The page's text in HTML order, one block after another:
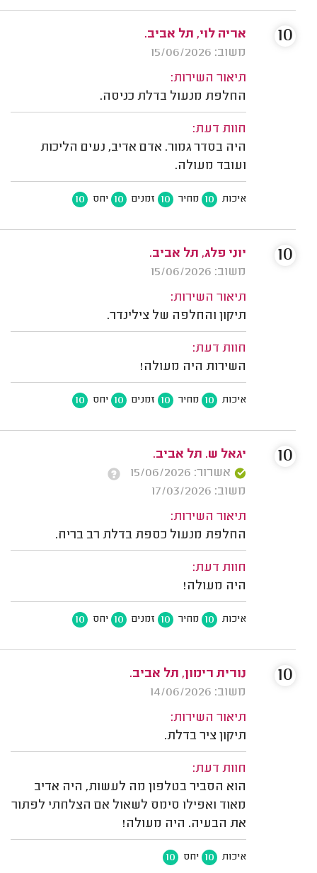
אריה לוי, תל אביב.
משוב: 15/06/2026
תיאור השירות:
החלפת מנעול בדלת כניסה.
חוות דעת:
היה בסדר גמור. אדם אדיב, נעים הליכות
ועובד מעולה.
איכות 10 מחיר 10 זמנים 10 יחס 10
10
יוני פלג, תל אביב.
משוב: 15/06/2026
תיאור השירות:
תיקון והחלפה של צילינדר.
חוות דעת:
השירות היה מעולה!
איכות 10 מחיר 10 זמנים 10 יחס 10
10
יגאל ש. תל אביב.
אשרור: 15/06/2026
משוב: 17/03/2026
תיאור השירות:
החלפת מנעול כספת בדלת רב בריח.
חוות דעת:
היה מעולה!
איכות 10 מחיר 10 זמנים 10 יחס 10
10
נורית רימון, תל אביב.
משוב: 14/06/2026
תיאור השירות:
תיקון ציר בדלת.
חוות דעת:
הוא הסביר בטלפון מה לעשות, היה אדיב
מאוד ואפילו סימס לשאול אם הצלחתי לפתור
את הבעיה. היה מעולה!
איכות 10 יחס 10
10